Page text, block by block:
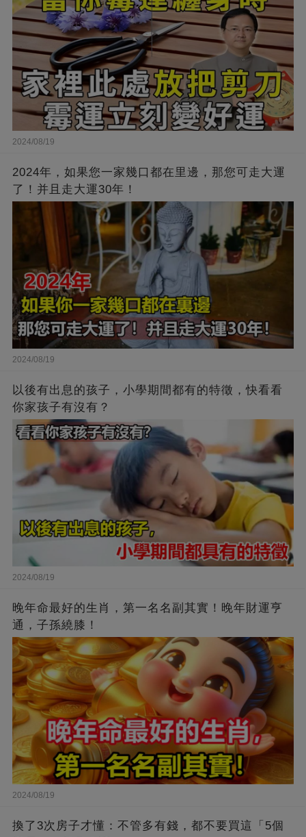
2024/08/19
2024年，如果您一家幾口都在里邊，那您可走大運
了！并且走大運30年！
2024/08/19
以後有出息的孩子，小學期間都有的特徵，快看看
你家孩子有沒有？
2024/08/19
晚年命最好的生肖，第一名名副其實！晚年財運亨
通，子孫繞膝！
2024/08/19
換了3次房子才懂：不管多有錢，都不要買這「5個